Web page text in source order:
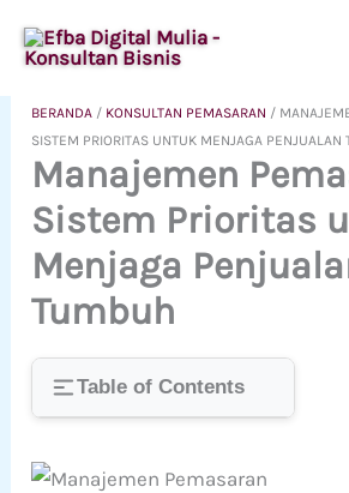
ke
BERANDA / KONSULTAN PEMASARAN /
SISTEM PRIORITAS UNTUK MENJAGA PENJUALAN
Manajemen
Sistem Prioritas
Menjaga
Tumbuh
Table of Contents